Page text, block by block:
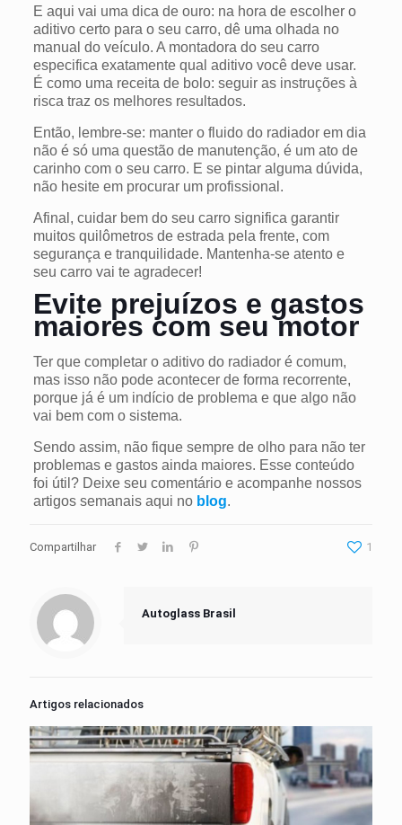
E aqui vai uma dica de ouro: na hora de escolher o
aditivo certo para o seu carro, dê uma olhada no
manual do veículo. A montadora do seu carro
especifica exatamente qual aditivo você deve usar.
É como uma receita de bolo: seguir as instruções à
risca traz os melhores resultados.
Então, lembre-se: manter o fluido do radiador em dia
não é só uma questão de manutenção, é um ato de
carinho com o seu carro. E se pintar alguma dúvida,
não hesite em procurar um profissional.
Afinal, cuidar bem do seu carro significa garantir
muitos quilômetros de estrada pela frente, com
segurança e tranquilidade. Mantenha-se atento e
seu carro vai te agradecer!
Evite prejuízos e gastos
maiores com seu motor
Ter que completar o aditivo do radiador é comum,
mas isso não pode acontecer de forma recorrente,
porque já é um indício de problema e que algo não
vai bem com o sistema.
Sendo assim, não fique sempre de olho para não ter
problemas e gastos ainda maiores. Esse conteúdo
foi útil? Deixe seu comentário e acompanhe nossos
artigos semanais aqui no blog.
Compartilhar 1
Autoglass Brasil
Artigos relacionados